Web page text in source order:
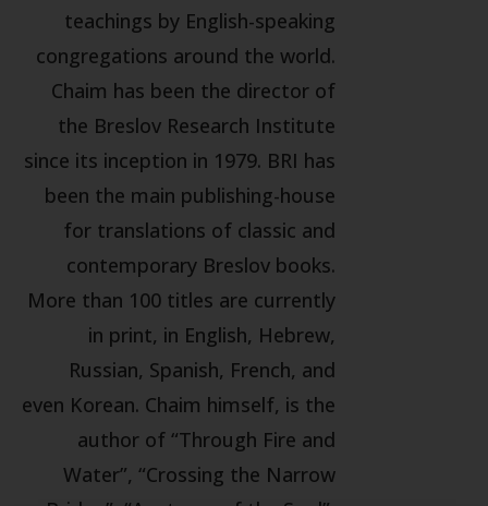
teachings by English-speaking
congregations around the world.
Chaim has been the director of
the Breslov Research Institute
since its inception in 1979. BRI has
been the main publishing-house
for translations of classic and
contemporary Breslov books.
More than 100 titles are currently
in print, in English, Hebrew,
Russian, Spanish, French, and
even Korean. Chaim himself, is the
author of “Through Fire and
Water”, “Crossing the Narrow